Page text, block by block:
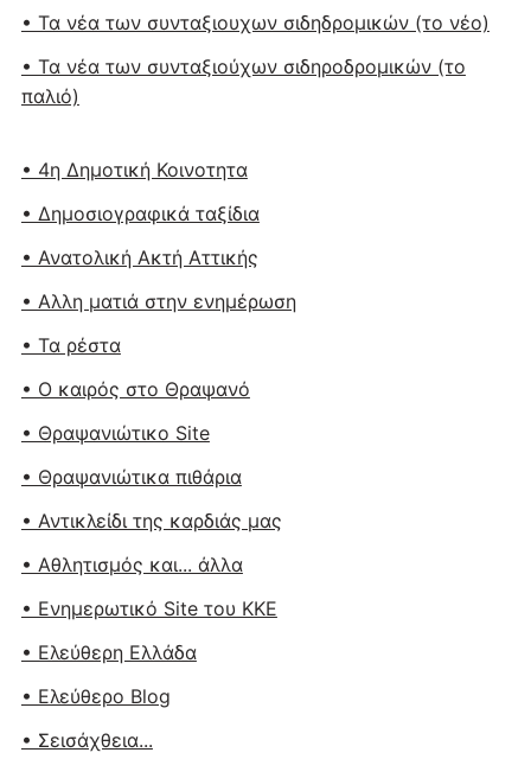
• Τα νέα των συνταξιουχων σιδηδρομικών (το νέο)
• Τα νέα των συνταξιούχων σιδηροδρομικών (το
παλιό)
• 4η Δημοτική Κοινοτητα
• Δημοσιογραφικά ταξίδια
• Ανατολική Ακτή Αττικής
• Αλλη ματιά στην ενημέρωση
• Τα ρέστα
• Ο καιρός στο Θραψανό
• Θραψανιώτικο Site
• Θραψανιώτικα πιθάρια
• Αντικλείδι της καρδιάς μας
• Αθλητισμός και... άλλα
• Ενημερωτικό Site του ΚΚΕ
• Ελεύθερη Ελλάδα
• Ελεύθερο Blog
• Σεισάχθεια...